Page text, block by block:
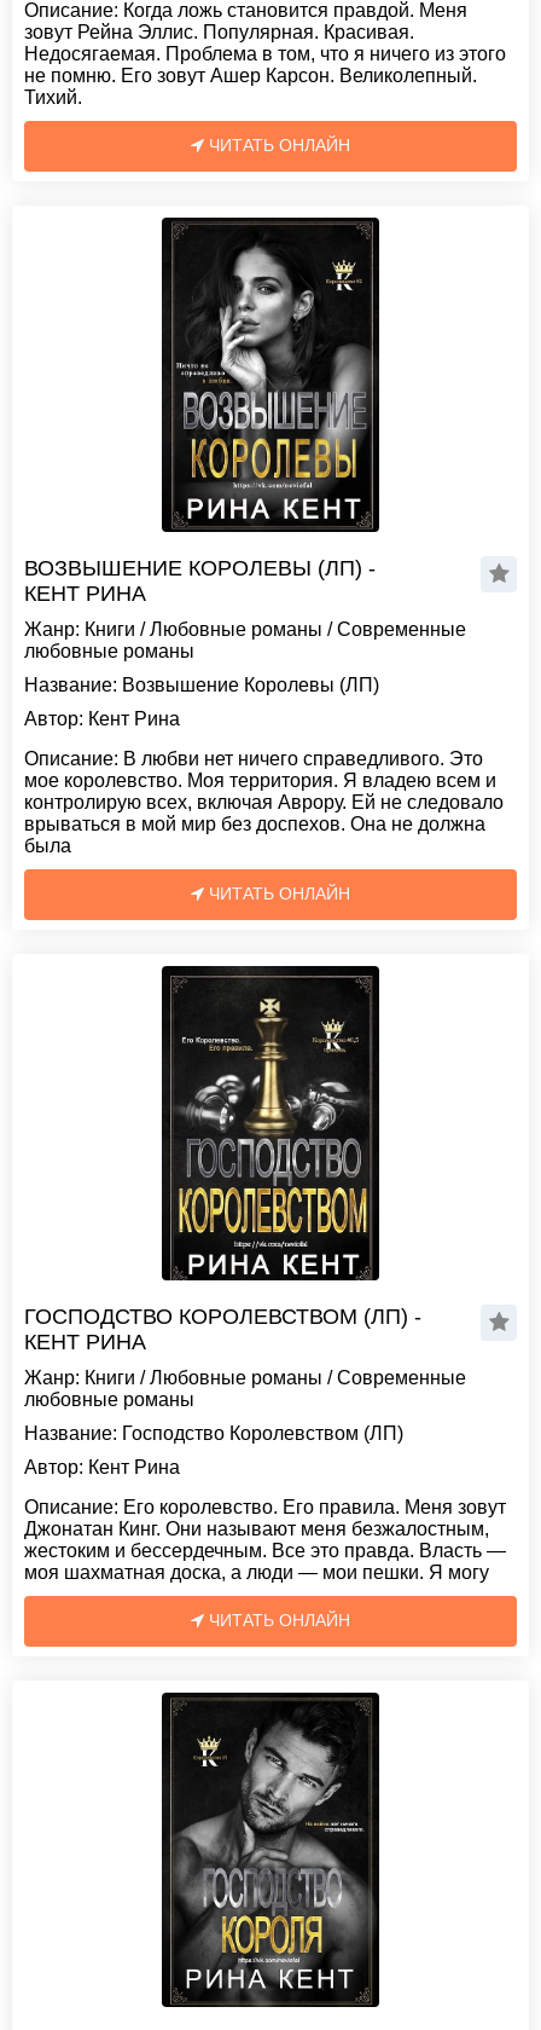
Описание: Когда ложь становится правдой. Меня
зовут Рейна Эллис. Популярная. Красивая.
Недосягаемая. Проблема в том, что я ничего из этого
не помню. Его зовут Ашер Карсон. Великолепный.
Тихий.
ЧИТАТЬ ОНЛАЙН
ВОЗВЫШЕНИЕ КОРОЛЕВЫ (ЛП) -
КЕНТ РИНА
Жанр: Книги /Любовные романы /Современные
любовные романы
Название: Возвышение Королевы (ЛП)
Автор: Кент Рина
Описание: В любви нет ничего справедливого. Это
мое королевство. Моя территория. Я владею всем и
контролирую всех, включая Аврору. Ей не следовало
врываться в мой мир без доспехов. Она не должна
была
ЧИТАТЬ ОНЛАЙН
ГОСПОДСТВО КОРОЛЕВСТВОМ (ЛП) -
КЕНТ РИНА
Жанр: Книги /Любовные романы /Современные
любовные романы
Название: Господство Королевством (ЛП)
Автор: Кент Рина
Описание: Его королевство. Его правила. Меня зовут
Джонатан Кинг. Они называют меня безжалостным,
жестоким и бессердечным. Все это правда. Власть —
моя шахматная доска, а люди — мои пешки. Я могу
ЧИТАТЬ ОНЛАЙН